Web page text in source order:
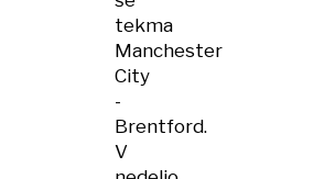
tekma
Manchester
City
-
Brentford.
V